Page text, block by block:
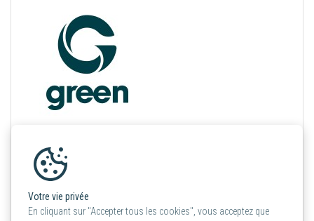
Green.ch AG
Principale entreprise suisse de services numériques, de
l'abonnement Internet aux solutions cloud et de centre de
Votre vie privée
En cliquant sur "Accepter tous les cookies", vous acceptez que